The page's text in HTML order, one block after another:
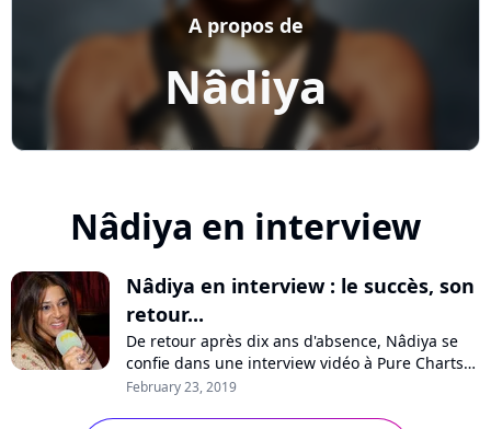
Nâdiya
A propos de
Nâdiya en interview
Nâdiya en interview : le succès, son
retour...
De retour après dix ans d'absence, Nâdiya se
confie dans une interview vidéo à Pure Charts
sur sa longue pause, les influences de son
February 23, 2019